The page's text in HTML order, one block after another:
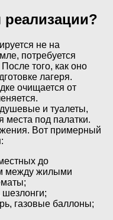
реализации?
не на
потребуется
того, как оно
лагеря.
очищается от
и туалеты,
места под палатки.
Вот примерный
до
между жилыми
шезлонги;
газовые баллоны;